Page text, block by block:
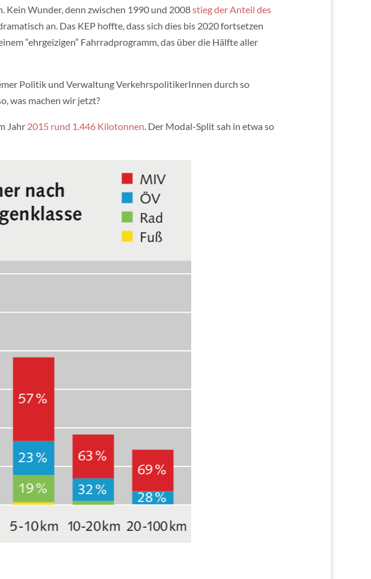
Kein Wunder, denn zwischen 1990 und 2008stieg der Anteil des
an. Das KEP hoffte, dass sich dies bis 2020 fortsetzen
“ehrgeizigen” Fahrradprogramm, das über die Hälfte aller
Politik und Verwaltung VerkehrspolitikerInnen durch so
was machen wir jetzt?
Jahr 2015 rund 1.446 Kilotonnen. Der Modal-Split sah in etwa so